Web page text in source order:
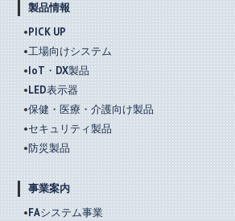
製品情報
PICK UP
工場向けシステム
IoT・DX製品
LED表示器
保健・医療・介護向け製品
セキュリティ製品
防災製品
事業案内
FAシステム事業